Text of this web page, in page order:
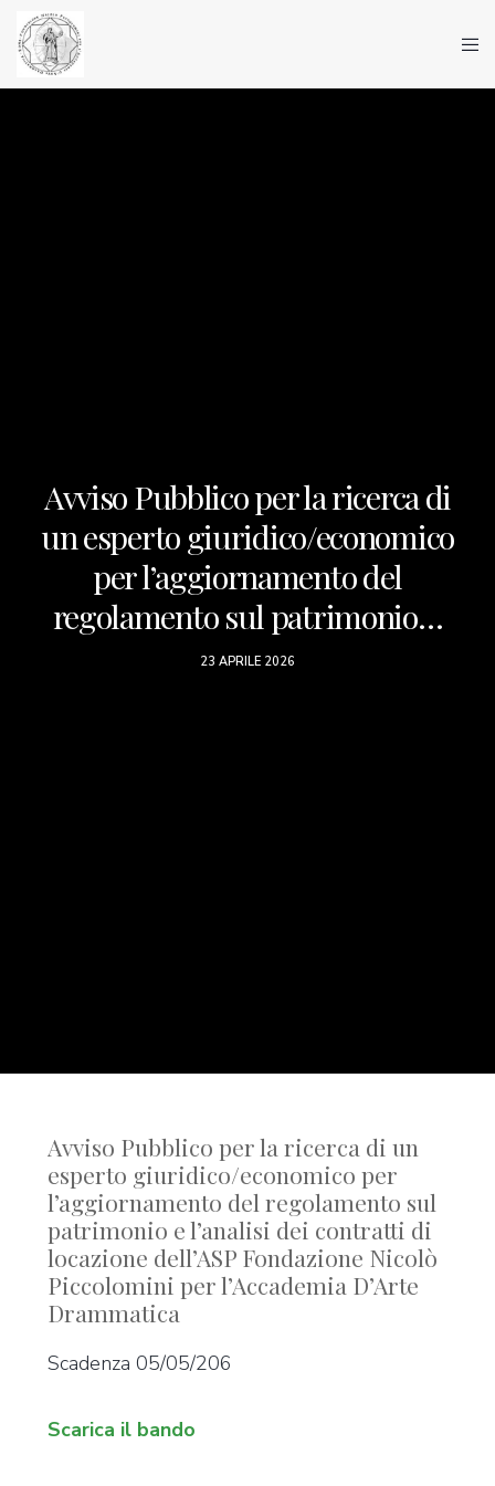
Avviso Pubblico per la ricerca di
un esperto giuridico/economico
per l’aggiornamento del
regolamento sul patrimonio…
23 APRILE 2026
Avviso Pubblico per la ricerca di un
esperto giuridico/economico per
l’aggiornamento del regolamento sul
patrimonio e l’analisi dei contratti di
locazione dell’ASP Fondazione Nicolò
Piccolomini per l’Accademia D’Arte
Drammatica
Scadenza 05/05/206
Scarica il bando